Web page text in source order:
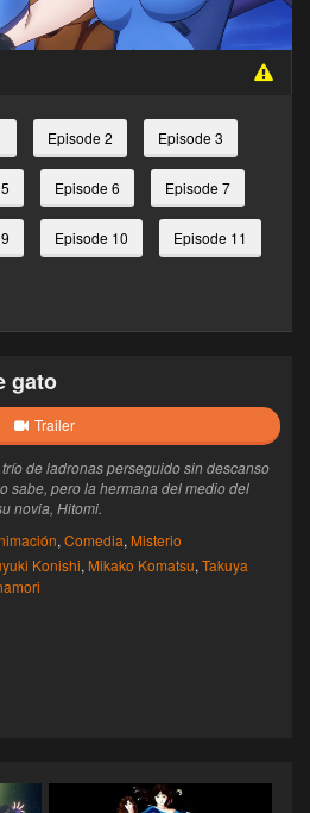
Episode 2 Episode 3
Episode 6 Episode 7
Episode 10 Episode 11
gato
Trailer
de ladronas perseguido sin descanso
sabe, pero la hermana del medio del
novia, Hitomi.
, Comedia, Misterio
Konishi, Mikako Komatsu, Takuya